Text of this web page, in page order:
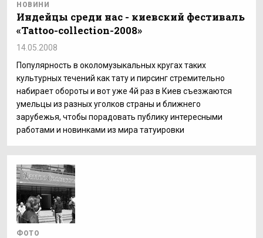
НОВИНИ
Индейцы среди нас - киевский фестиваль
«Tattoo-collection-2008»
14.05.2008
Популярность в околомузыкальных кругах таких
культурных течений как тату и пирсинг стремительно
набирает обороты и вот уже 4й раз в Киев съезжаются
умельцы из разных уголков страны и ближнего
зарубежья, чтобы порадовать публику интересными
работами и новинками из мира татуировки
ФОТО